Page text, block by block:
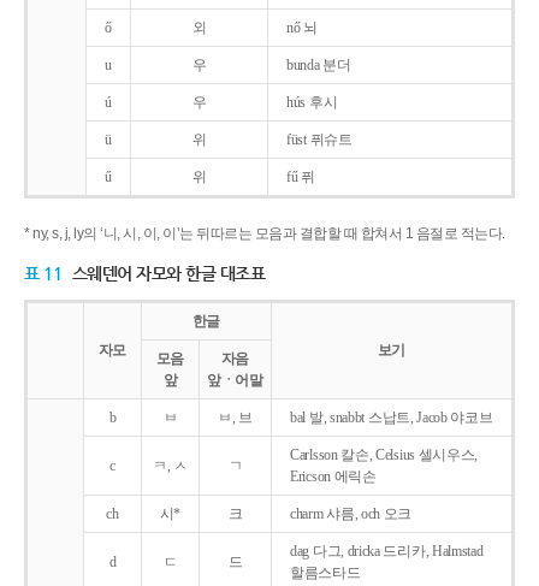
ő 외 nő 뇌
u 우 bunda 분더
ú 우 hús 후시
ü 위 füst 퓌슈트
ű 위 fű 퓌
* ny, s, j, ly의 ‘니, 시, 이, 이’는 뒤따르는 모음과 결합할 때 합쳐서 1 음절로 적는다.
표 11 스웨덴어 자모와 한글 대조표
자모
한글
보기
모음
앞
자음
앞ㆍ어말
b ㅂ ㅂ, 브 bal 발, snabbt 스납트, Jacob 야코브
c ㅋ, ㅅ ㄱ
Carlsson 칼손, Celsius 셀시우스,
Ericson 에릭손
ch 시* 크 charm 샤름, och 오크
d ㄷ 드
dag 다그, dricka 드리카, Halmstad
할름스타드